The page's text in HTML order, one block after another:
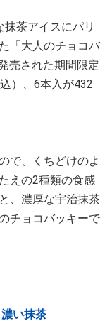
茶アイスにパリ
「大人のチョコバ
売された期間限定
）、6本入が432
で、くちどけのよ
えの2種類の食感
、濃厚な宇治抹茶
チョコバッキーで
い抹茶